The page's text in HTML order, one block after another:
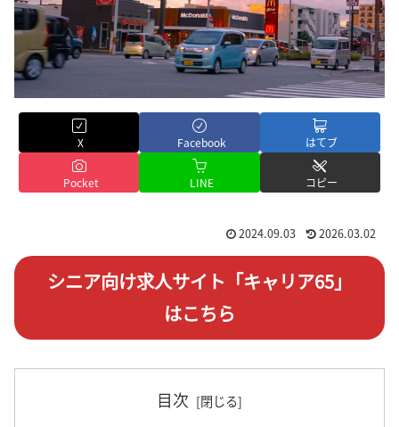
X Facebook はてブ
Pocket LINE コピー
2024.09.03 2026.03.02
シニア向け求人サイト「キャリア65」
はこちら
目次